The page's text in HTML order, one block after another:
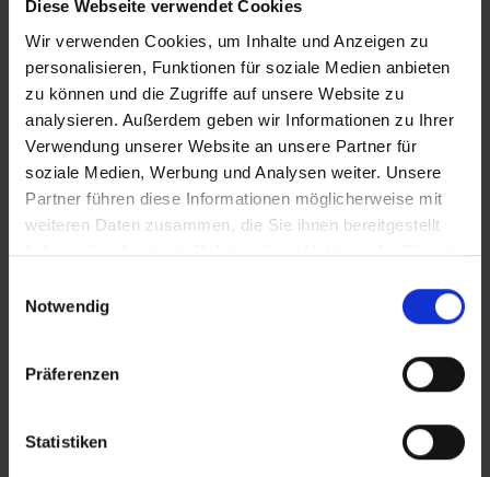
Diese Webseite verwendet Cookies
Wir verwenden Cookies, um Inhalte und Anzeigen zu
personalisieren, Funktionen für soziale Medien anbieten
zu können und die Zugriffe auf unsere Website zu
analysieren. Außerdem geben wir Informationen zu Ihrer
Verwendung unserer Website an unsere Partner für
soziale Medien, Werbung und Analysen weiter. Unsere
Partner führen diese Informationen möglicherweise mit
weiteren Daten zusammen, die Sie ihnen bereitgestellt
haben oder die sie im Rahmen Ihrer Nutzung der Dienste
Notwendig
Präferenzen
Statistiken
Dies könnte Sie auch interessieren...